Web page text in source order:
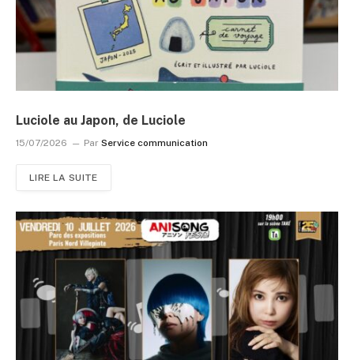
Luciole au Japon, de Luciole
15/07/2026 Par Service communication
LIRE LA SUITE